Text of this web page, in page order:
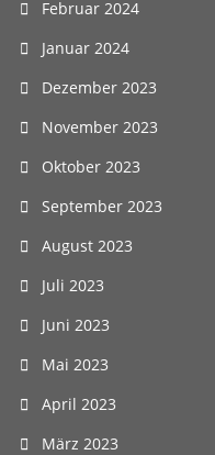
Februar 2024
Januar 2024
Dezember 2023
November 2023
Oktober 2023
September 2023
August 2023
Juli 2023
Juni 2023
Mai 2023
April 2023
März 2023